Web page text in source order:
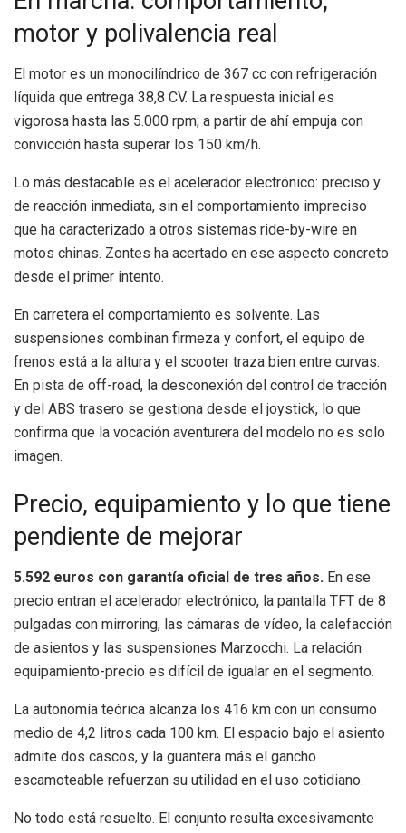
motor y polivalencia real
El motor es un monocilíndrico de 367 cc con refrigeración
líquida que entrega 38,8 CV. La respuesta inicial es
vigorosa hasta las 5.000 rpm; a partir de ahí empuja con
convicción hasta superar los 150 km/h.
Lo más destacable es el acelerador electrónico: preciso y
de reacción inmediata, sin el comportamiento impreciso
que ha caracterizado a otros sistemas ride-by-wire en
motos chinas. Zontes ha acertado en ese aspecto concreto
desde el primer intento.
En carretera el comportamiento es solvente. Las
suspensiones combinan firmeza y confort, el equipo de
frenos está a la altura y el scooter traza bien entre curvas.
En pista de off-road, la desconexión del control de tracción
y del ABS trasero se gestiona desde el joystick, lo que
confirma que la vocación aventurera del modelo no es solo
imagen.
Precio, equipamiento y lo que tiene
pendiente de mejorar
5.592 euros con garantía oficial de tres años. En ese
precio entran el acelerador electrónico, la pantalla TFT de 8
pulgadas con mirroring, las cámaras de vídeo, la calefacción
de asientos y las suspensiones Marzocchi. La relación
equipamiento-precio es difícil de igualar en el segmento.
La autonomía teórica alcanza los 416 km con un consumo
medio de 4,2 litros cada 100 km. El espacio bajo el asiento
admite dos cascos, y la guantera más el gancho
escamoteable refuerzan su utilidad en el uso cotidiano.
No todo está resuelto. El conjunto resulta excesivamente